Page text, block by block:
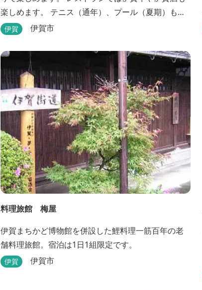
楽しめます。 テニス（通年）、プール（夏期）もあ
ります。 伊賀流手裏剣道場、忍者変身処を常設して
http://www.hh-sunpia-iga.co.jp ※日替わりランチ、
日替わり薬湯などがタイムリーにチェックできま
す。
伊賀 伊賀市
料理旅館 梅屋
伊賀まちかど博物館を併設した鯉料理一筋百年の老
舗料理旅館。宿泊は1日1組限定です。
伊賀 伊賀市